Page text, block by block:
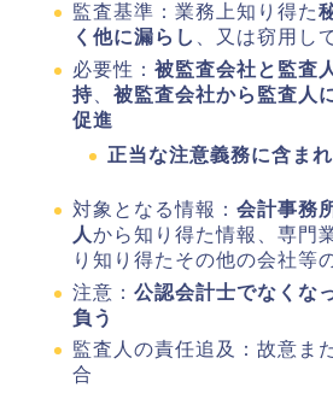
監査基準：業務上知り得た
く他に漏らし
、又は窃用し
必要性： 被監査会社と監査
持
被監査会社から監査人
促進
正当な注意義務に含ま
対象となる情報： 会計事務
人から知り得た情報、専門
り知り得たその他の会社等
注意： 公認会計士でなくな
負う
監査人の責任追及：故意ま
合